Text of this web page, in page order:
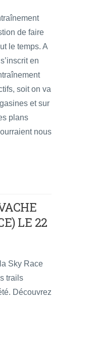
de faire
le temps. A
en
soit on va
et sur
plans
nous
LE 22
Sky Race
trails
Découvrez